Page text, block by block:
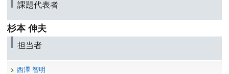
課題代表者
杉本 伸夫
担当者
西澤 智明